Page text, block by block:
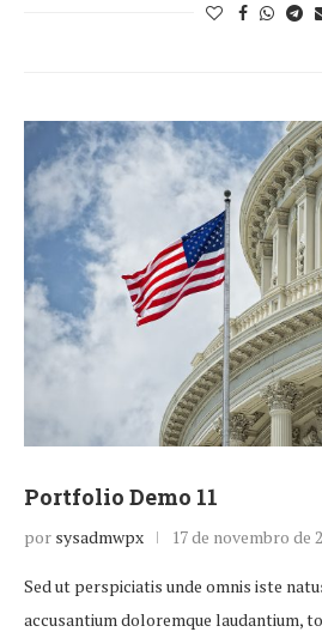
Portfolio Demo 11
por sysadmwpx 17 de novembro de
Sed ut perspiciatis unde omnis iste
accusantium doloremque laudantium,